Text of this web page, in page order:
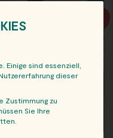
Einige sind essenziell,
dieser
Zustimmung zu
Sie Ihre